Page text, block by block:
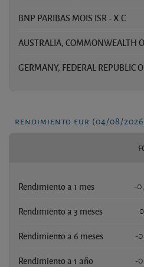
BNP PARIBAS MOIS ISR - X C
AUSTRALIA, COMMONWEALTH
GERMANY, FEDERAL REPUBLIC
rendimiento eur (04/08/
Rendimiento a 1 mes -
Rendimiento a 3 meses
Rendimiento a 6 meses -
Rendimiento a 1 año -